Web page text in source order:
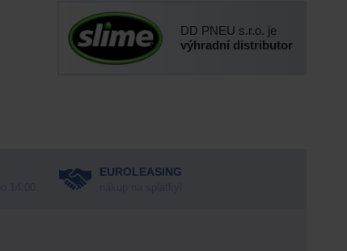
DD PNEU s.r.o. je
výhradní distributor
EUROLEASING